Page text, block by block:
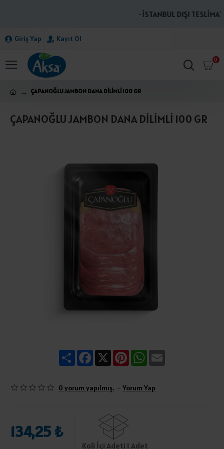
· İSTANBUL DIŞI
Giriş Yap Kayıt Ol
0
ÇAPANOĞLU JAMBON DANA DİLİMLİ 100 GR
ÇAPANOĞLU JAMBON DANA DİLİMLİ 100 GR
ShareFacebook
X PinterestWhatsApp
0 yorum yapılmış. - Yorum Yap
134,25 ₺
Koli İçi Adeti 1 Adet